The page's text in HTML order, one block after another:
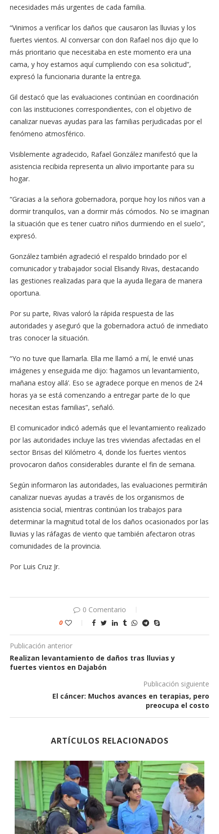
necesidades más urgentes de cada familia.
“Vinimos a verificar los daños que causaron las lluvias y los
fuertes vientos. Al conversar con don Rafael nos dijo que lo
más prioritario que necesitaba en este momento era una
cama, y hoy estamos aquí cumpliendo con esa solicitud”,
expresó la funcionaria durante la entrega.
Gil destacó que las evaluaciones continúan en coordinación
con las instituciones correspondientes, con el objetivo de
canalizar nuevas ayudas para las familias perjudicadas por el
fenómeno atmosférico.
Visiblemente agradecido, Rafael González manifestó que la
asistencia recibida representa un alivio importante para su
hogar.
“Gracias a la señora gobernadora, porque hoy los niños van a
dormir tranquilos, van a dormir más cómodos. No se imaginan
la situación que es tener cuatro niños durmiendo en el suelo”,
expresó.
González también agradeció el respaldo brindado por el
comunicador y trabajador social Elisandy Rivas, destacando
las gestiones realizadas para que la ayuda llegara de manera
oportuna.
Por su parte, Rivas valoró la rápida respuesta de las
autoridades y aseguró que la gobernadora actuó de inmediato
tras conocer la situación.
“Yo no tuve que llamarla. Ella me llamó a mí, le envié unas
imágenes y enseguida me dijo: ‘hagamos un levantamiento,
mañana estoy allá’. Eso se agradece porque en menos de 24
horas ya se está comenzando a entregar parte de lo que
necesitan estas familias”, señaló.
El comunicador indicó además que el levantamiento realizado
por las autoridades incluye las tres viviendas afectadas en el
sector Brisas del Kilómetro 4, donde los fuertes vientos
provocaron daños considerables durante el fin de semana.
Según informaron las autoridades, las evaluaciones permitirán
canalizar nuevas ayudas a través de los organismos de
asistencia social, mientras continúan los trabajos para
determinar la magnitud total de los daños ocasionados por las
lluvias y las ráfagas de viento que también afectaron otras
comunidades de la provincia.
Por Luis Cruz Jr.
0 Comentario
0
Publicación anterior
Realizan levantamiento de daños tras lluvias y
fuertes vientos en Dajabón
Publicación siguiente
El cáncer: Muchos avances en terapias, pero
preocupa el costo
ARTÍCULOS RELACIONADOS